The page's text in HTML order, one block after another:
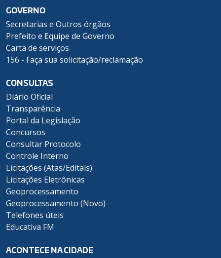
GOVERNO
Secretarias e Outros órgãos
Prefeito e Equipe de Governo
Carta de serviços
156 - Faça sua solicitação/reclamação
CONSULTAS
Diário Oficial
Transparência
Portal da Legislação
Concursos
Consultar Protocolo
Controle Interno
Licitações (Atas/Editais)
Licitações Eletrônicas
Geoprocessamento
Geoprocessamento (Novo)
Telefones úteis
Educativa FM
ACONTECE NA CIDADE